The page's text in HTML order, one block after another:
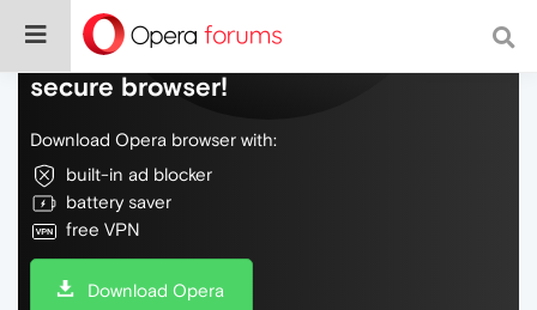
Do more on the web, with a fast and
secure browser!
Download Opera browser with:
built-in ad blocker
battery saver
free VPN
Download Opera